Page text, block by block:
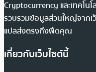
Cryptocurrency และเทคโน
รวบรวมข้อมูลส่วนใหญ่จากเ
แปลส่งตรงถึงฟีดคุณ
เกี่ยวกับเว็บไซต์นี้